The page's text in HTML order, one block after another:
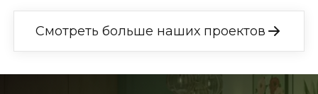
Смотреть больше наших проектов